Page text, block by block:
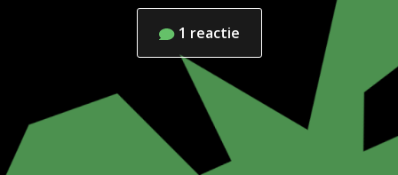
1 reactie